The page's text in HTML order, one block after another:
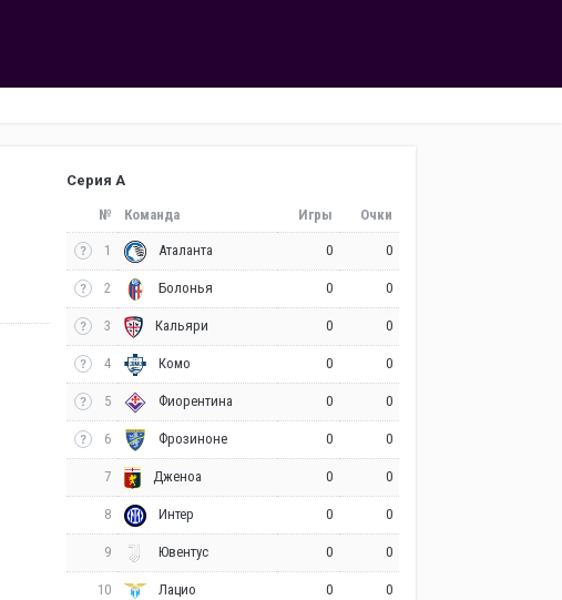
Серия А
№ Команда Игры Очки
1 Аталанта 0 0
2 Болонья 0 0
3 Кальяри 0 0
4 Комо 0 0
5 Фиорентина 0 0
6 Фрозиноне 0 0
7 Дженоа 0 0
8 Интер 0 0
9 Ювентус 0 0
10 Лацио 0 0